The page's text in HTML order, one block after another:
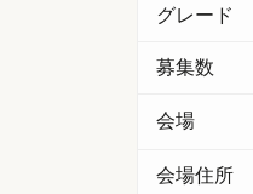
グレード
募集数
会場
会場住所